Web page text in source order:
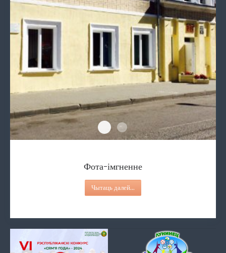
Фота-імгненне
Працы аддзялення дзённага
Фота-імгненне
Чытаць далей...